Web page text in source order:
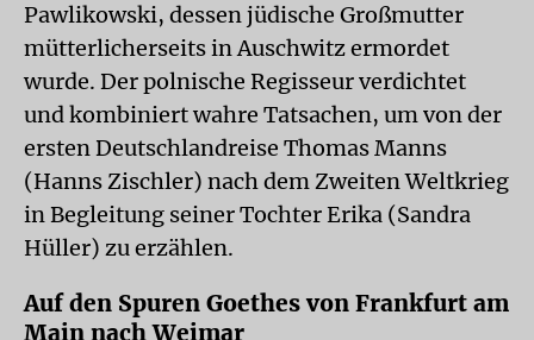
Pawlikowski, dessen jüdische Großmutter
mütterlicherseits in Auschwitz ermordet
wurde. Der polnische Regisseur verdichtet
und kombiniert wahre Tatsachen, um von der
ersten Deutschlandreise Thomas Manns
(Hanns Zischler) nach dem Zweiten Weltkrieg
in Begleitung seiner Tochter Erika (Sandra
Hüller) zu erzählen.
Auf den Spuren Goethes von Frankfurt am
Main nach Weimar